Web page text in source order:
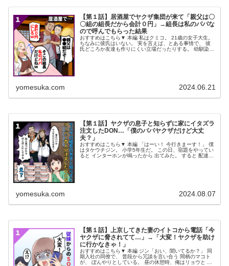
【第１話】居酒屋でヤクザ集団が来て「親父は〇
〇組の組長だから会計０円」→組長は私のパパな
ので呼んでもらった結果
おすすめはこちら▼ 本編 私はクミコ。 21歳の女子大生。
ちなみに彼氏はいない。 実を言えば、とある事情で、 彼
氏どころか友達も作りにくい立場だったりする。 幼馴染の
yomesuka.com 2024.06.21
【第１話】ヤクザの息子と知らずに家にイタズラ
注文したDON…「僕のパパヤクザだけど大丈
夫？」
おすすめはこちら▼ 本編 「はーい！ 今行きまーす！」 僕
はタケウチジン。 小学5年生だ。 この日、宿題をやってい
ると インターホンが鳴ったから 出てみた。 すると 配達員
yomesuka.com 2024.08.07
【第１話】上京してきた妻のイトコから電話「今
ヤクザに脅されてて…」→「大変！ヤクザを助け
に行かなきゃ！」
おすすめはこちら▼ 本編 ジン「おい、聞いてるか？」 同
期入社の同僚で、 普段から冗談を言い合う 間柄のマコト
が、 ぼんやりとしている。 昼の休憩時、俺はリョウと 外